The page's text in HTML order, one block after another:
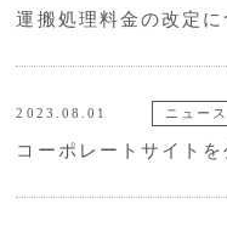
運搬処理料金の改定に
2023.08.01 ニュース
コーポレートサイトを